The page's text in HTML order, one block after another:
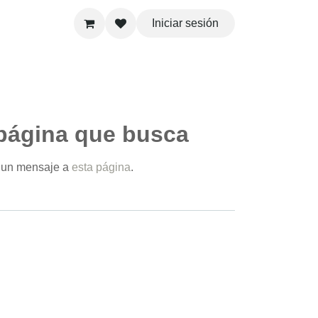
Iniciar sesión
que busca
aesta página.